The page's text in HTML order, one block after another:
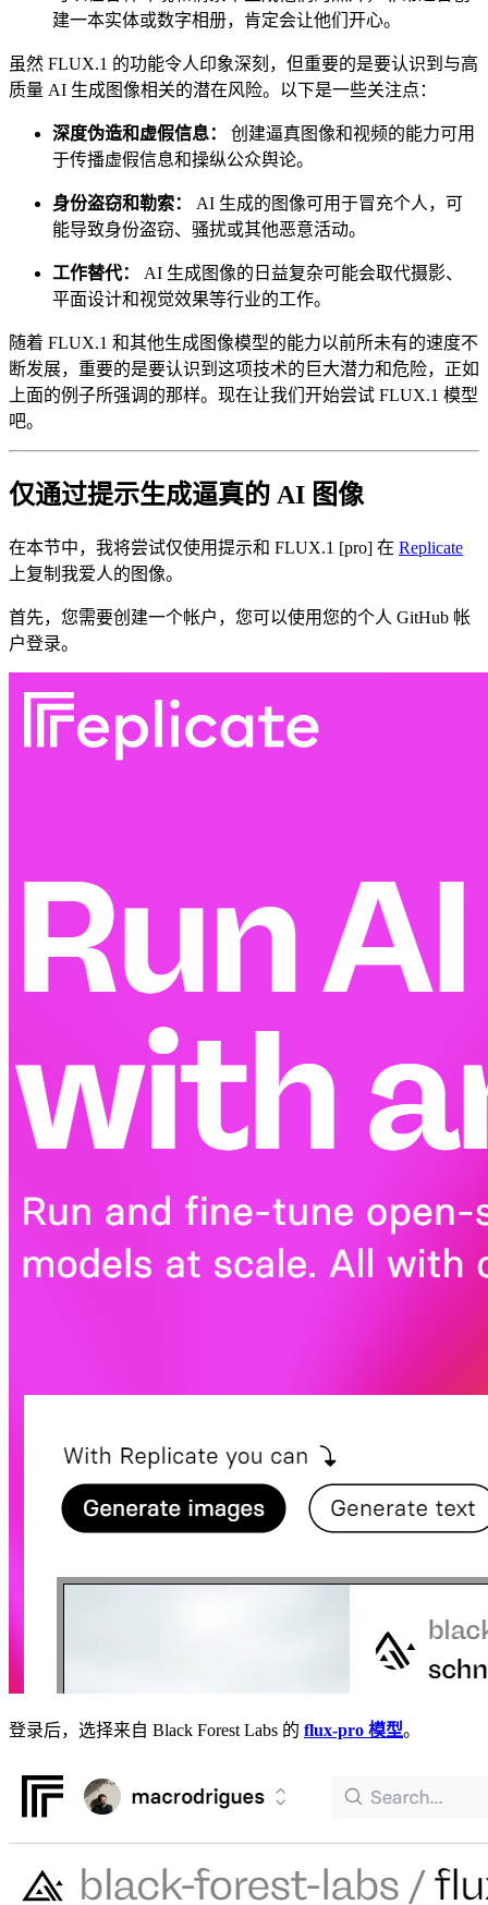
建一本实体或数字相册，肯定会让他们开心。
虽然 FLUX.1 的功能令人印象深刻，但重要的是要认识到与高
质量 AI 生成图像相关的潜在风险。以下是一些关注点：
深度伪造和虚假信息：
创建逼真图像和视频的能力可用
于传播虚假信息和操纵公众舆论。
身份盗窃和勒索：
AI 生成的图像可用于冒充个人，可
能导致身份盗窃、骚扰或其他恶意活动。
工作替代：
AI 生成图像的日益复杂可能会取代摄影、
平面设计和视觉效果等行业的工作。
随着 FLUX.1 和其他生成图像模型的能力以前所未有的速度不
断发展，重要的是要认识到这项技术的巨大潜力和危险，正如
上面的例子所强调的那样。现在让我们开始尝试 FLUX.1 模型
吧。
仅通过提示生成逼真的 AI 图像
在本节中，我将尝试仅使用提示和 FLUX.1 [pro] 在 Replicate
上复制我爱人的图像。
首先，您需要创建一个帐户，您可以使用您的个人 GitHub 帐
户登录。
登录后，选择来自 Black Forest Labs 的 flux-pro 模型。